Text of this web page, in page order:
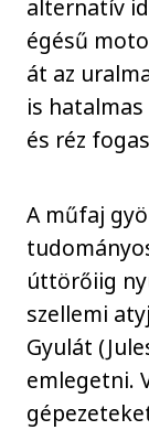
alternatív
égésű
át az
is
és réz
A műfaj
úttörőiig
szellemi
Gyulát
emlegetni.